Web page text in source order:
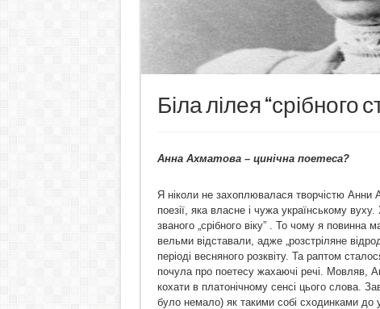
Біла лілея “срібного
Анна Ахматова – цинічна поетеса?
Я ніколи не захоплювалася творчістю Анни
поезії, яка власне і чужа українському
званого „срібного віку” . То чому я повинна
вельми відставали, адже „розстріляне
періоді весняного розквіту. Та раптом
почула про поетесу жахаючі речі. Мовляв,
кохати в платонічному сенсі цього слова.
було немало) як такими собі сходинками до